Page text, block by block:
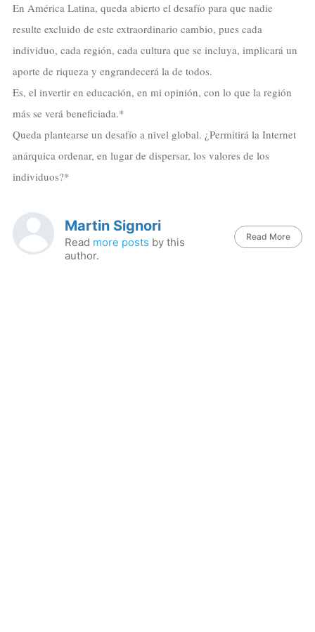
En América Latina, queda abierto el desafío para que nadie
resulte excluido de este extraordinario cambio, pues cada
individuo, cada región, cada cultura que se incluya, implicará un
aporte de riqueza y engrandecerá la de todos.
Es, el invertir en educación, en mi opinión, con lo que la región
más se verá beneficiada.*
Queda plantearse un desafío a nivel global. ¿Permitirá la Internet
anárquica ordenar, en lugar de dispersar, los valores de los
individuos?*
Martin Signori
Read more posts by this
author.
Read More